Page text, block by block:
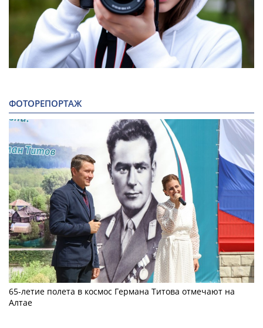
ФОТОРЕПОРТАЖ
65-летие полета в космос Германа Титова отмечают на
Алтае